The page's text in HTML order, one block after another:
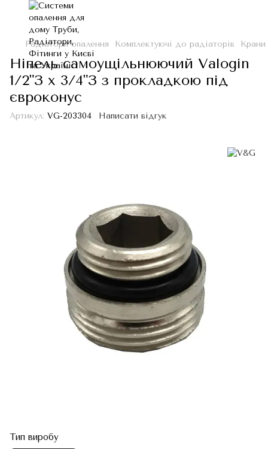
Радіатори опалення Комплектуючі до радіаторів
Ніпель самоущільнюючий Valogin
1/2"З х 3/4"З з прокладкою під
євроконус
Артикул: VG-203304 Написати відгук
Тип виробу